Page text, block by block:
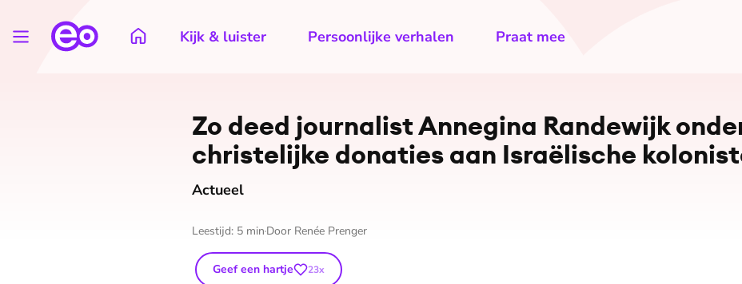
Kijk & luister Persoonlijke verhalen Praat mee
Zo deed journalist Annegina Randewijk
christelijke donaties aan Israëlische
Actueel
Leestijd: 5 min Door Renée Prenger
Geef een hartje 23x